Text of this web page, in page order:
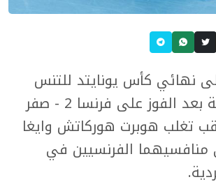
نهائي كأس يونايتد للتنس
للفرق المختلطة بعد الفوز على فرنسا 2 - صفر
تغلب هوبرت هوركاتش وايغا
الفرنسيين في